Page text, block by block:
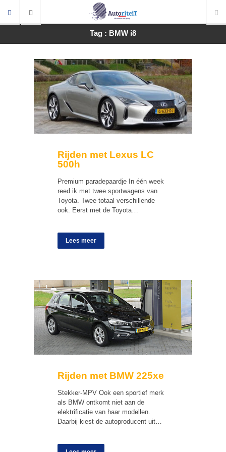
Tag : BMW i8
Rijden met Lexus LC
500h
Premium paradepaardje In één week
reed ik met twee sportwagens van
Toyota. Twee totaal verschillende
ook. Eerst met de Toyota…
Lees meer
Rijden met BMW 225xe
Stekker-MPV Ook een sportief merk
als BMW ontkomt niet aan de
elektrificatie van haar modellen.
Daarbij kiest de autoproducent uit…